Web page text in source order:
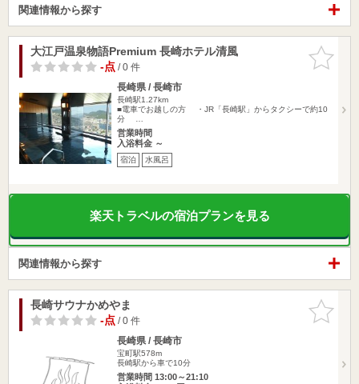
関連情報から探す
お気に入
りに追加
大江戸温泉物語Premium 長崎ホテル清風
-点/ 0 件
長崎県 / 長崎市
長崎駅1.27km
■電車でお越しの方 ・JR「長崎駅」からタクシーで約10
分 …
営業時間
入浴料金 ～
宿泊 水風呂
楽天トラベルの宿泊プランを見る
関連情報から探す
お気に入
りに追加
長崎サウナかめやま
-点/ 0 件
長崎県 / 長崎市
宝町駅578m
長崎駅から車で10分
営業時間 13:00～21:10